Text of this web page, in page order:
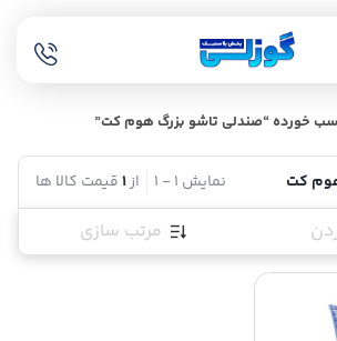
خورده “صندلی تاشو بزرگ هوم کت”
کت نمایش 1
-
1 از1قیمت کالا ها
مرتب سازی